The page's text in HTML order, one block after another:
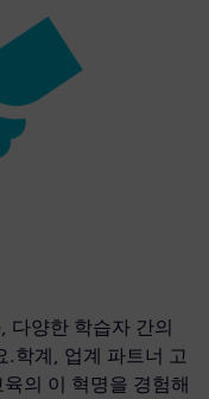
다양한 학습자 간의
.학계, 업계 파트너 고
의 이 혁명을 경험해